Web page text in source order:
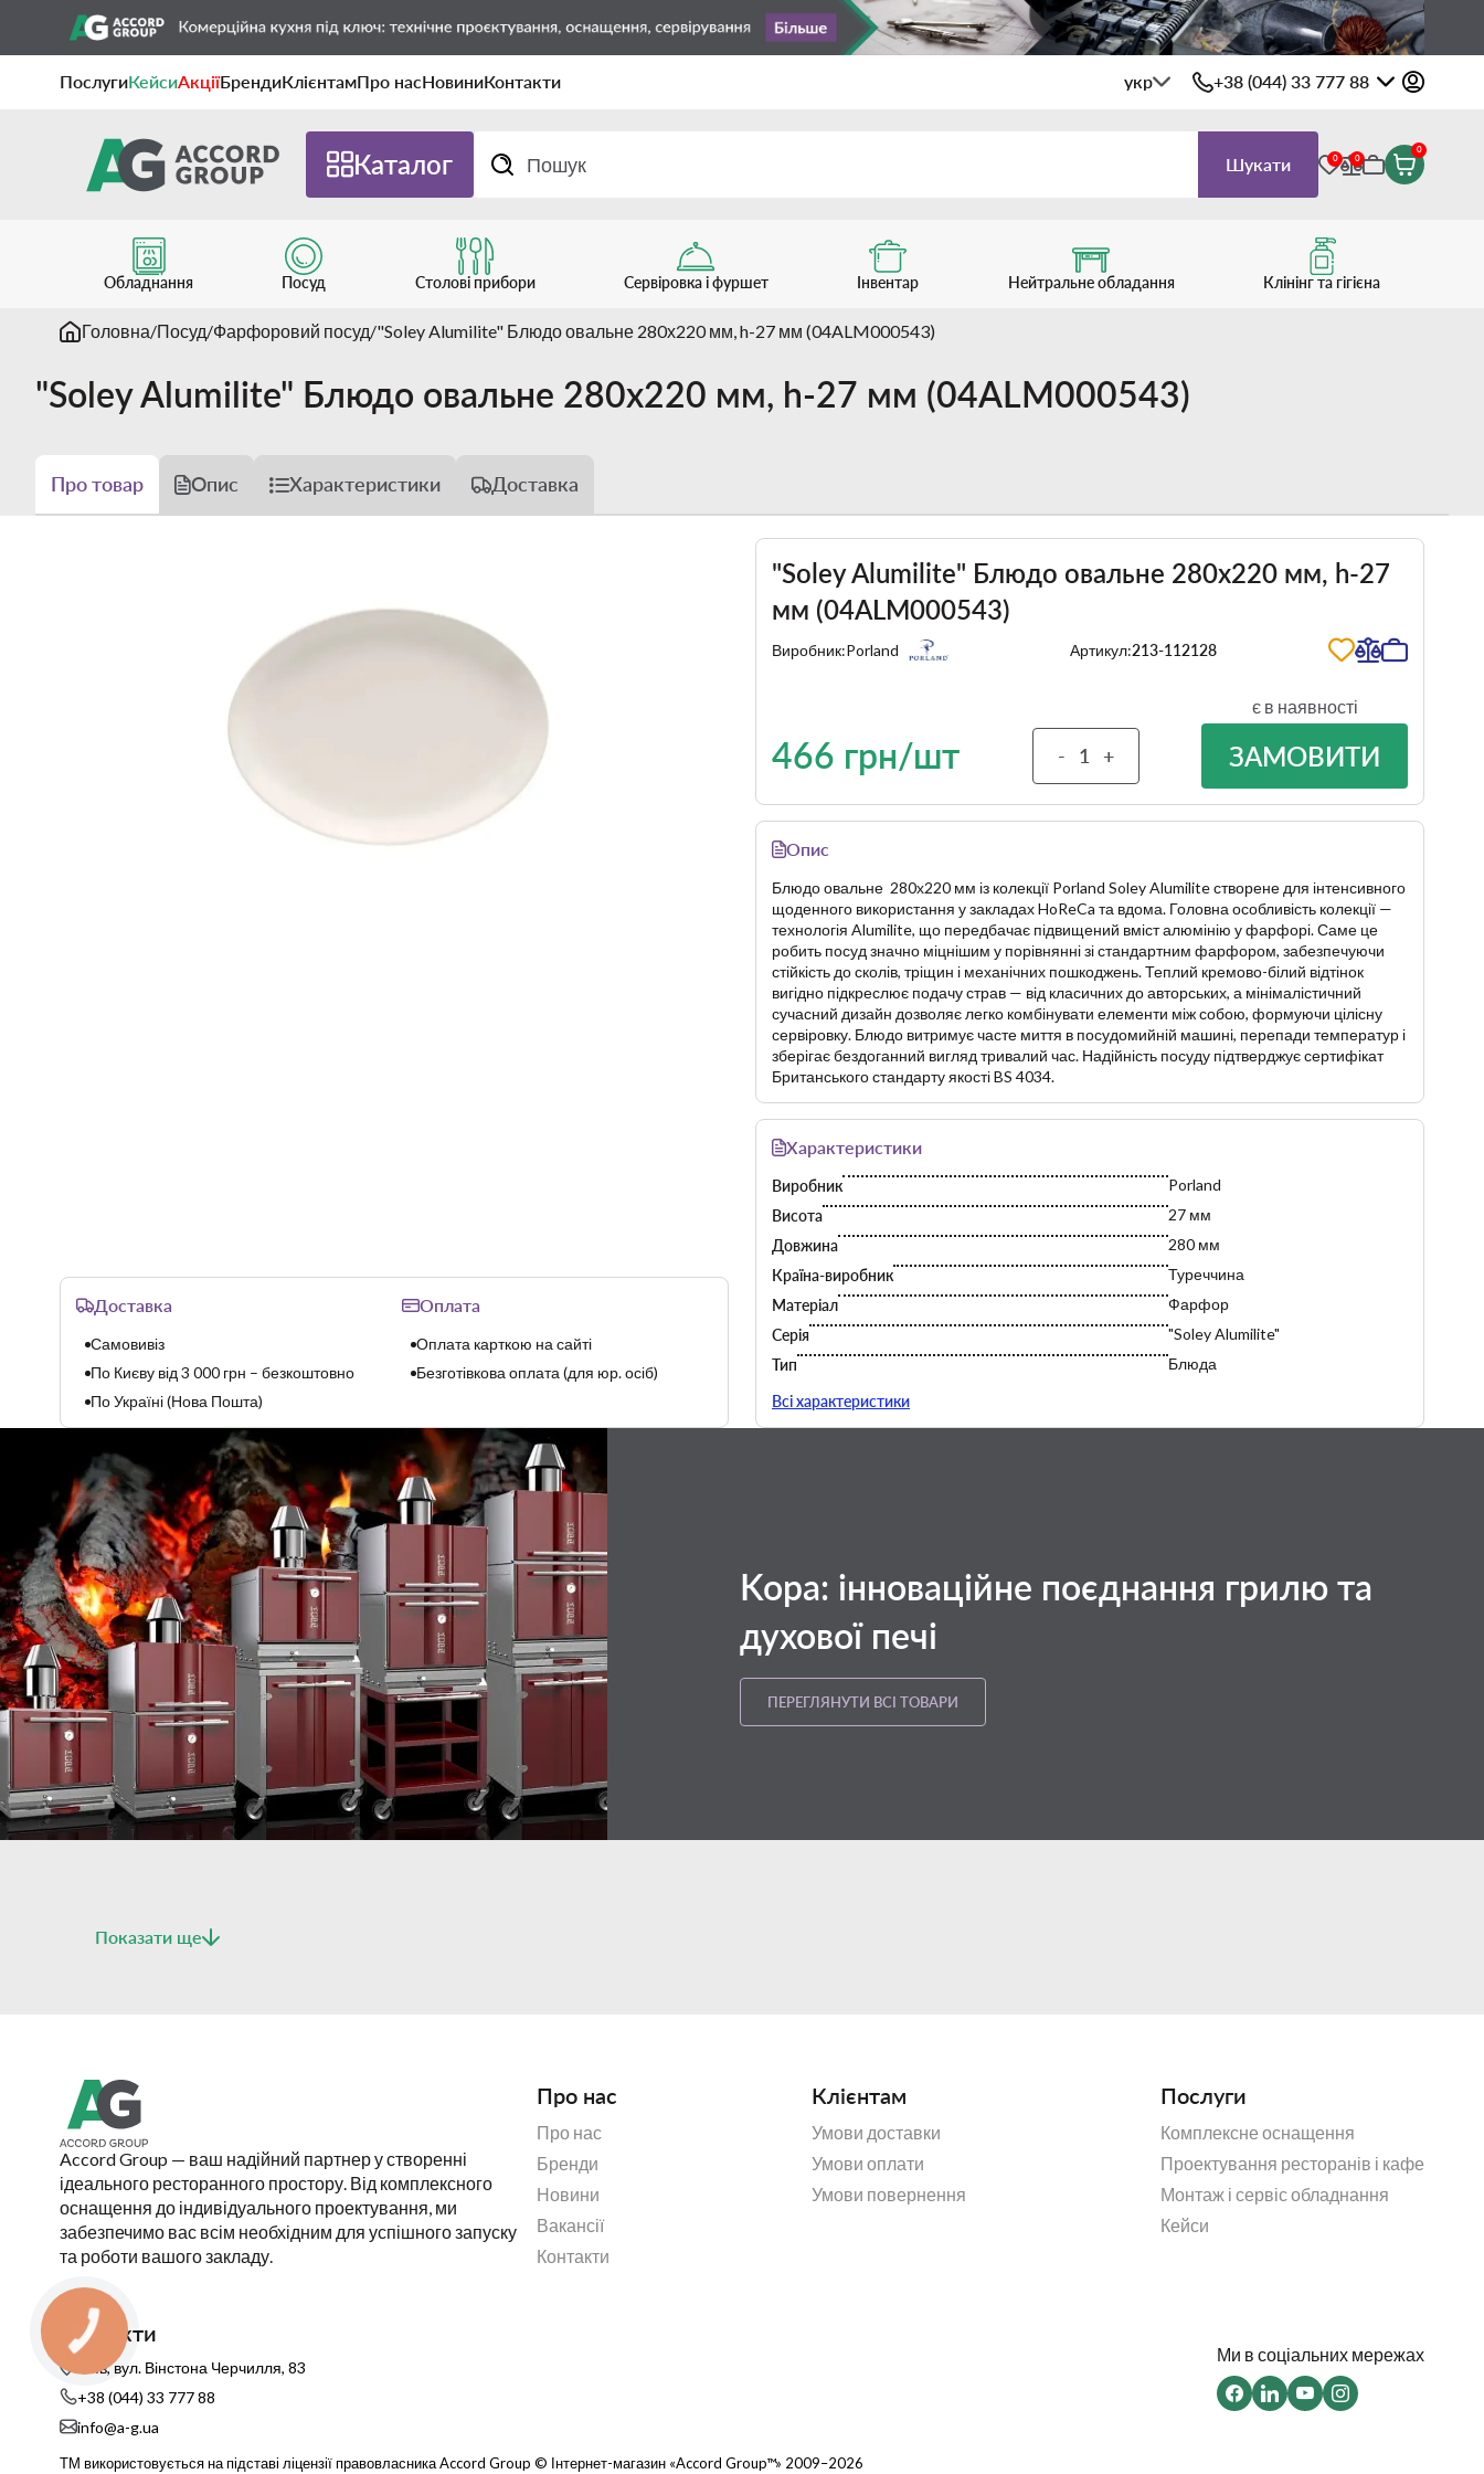
ПослугиКейсиАкціїБрендиКлієнтамПро насНовиниКонтакти укр +38 (044) 33 777 88
Каталог Шукати 0 0
0
Обладнання Посуд Столові прибори Сервіровка і фуршет Інвентар Нейтральне обладання Клінінг та гігієна
Головна Посуд Фарфоровий посуд "Soley Alumilite" Блюдо овальне 280х220 мм, h-27 мм (04ALM000543)
"Soley Alumilite" Блюдо овальне 280х220 мм, h-27 мм (04ALM000543)
Про товар Опис Характеристики Доставка
Доставка
Самовивіз
По Києву від 3 000 грн – безкоштовно
По Україні (Нова Пошта)
Оплата
Оплата карткою на сайті
Безготівкова оплата (для юр. осіб)
"Soley Alumilite" Блюдо овальне 280х220 мм, h-27
мм (04ALM000543)
Виробник:Porland Артикул:213-112128
466 грн/шт - +
є в наявності
ЗАМОВИТИ
Опис
Блюдо овальне 280х220 мм із колекції Porland Soley Alumiliteстворене для інтенсивного
щоденного використання у закладах HoReCa та вдома. Головна особливість колекції —
технологія Alumilite, що передбачає підвищений вміст алюмінію у фарфорі. Саме це
робить посуд значно міцнішим у порівнянні зі стандартним фарфором, забезпечуючи
стійкість до сколів, тріщин і механічних пошкоджень. Теплий кремово-білий відтінок
вигідно підкреслює подачу страв — від класичних до авторських, а мінімалістичний
сучасний дизайн дозволяє легко комбінувати елементи між собою, формуючи цілісну
сервіровку. Блюдо витримує часте миття в посудомийній машині, перепади температур і
зберігає бездоганний вигляд тривалий час. Надійність посуду підтверджує сертифікат
Британського стандарту якості BS 4034.
Характеристики
Виробник
Porland
Висота
27 мм
Довжина
280 мм
Країна-виробник
Туреччина
Матеріал
Фарфор
Серія
"Soley Alumilite"
Тип
Блюда
Форма
Ширина
220 мм
Всі характеристики
Kopa: інноваційне поєднання грилю та
духової печі
ПЕРЕГЛЯНУТИ ВСІ ТОВАРИ
Показати ще
Accord Group — ваш надійний партнер у створенні
ідеального ресторанного простору. Від комплексного
оснащення до індивідуального проектування, ми
забезпечимо вас всім необхідним для успішного запуску
та роботи вашого закладу.
Про нас
Про нас
Бренди
Новини
Вакансії
Контакти
Клієнтам
Умови доставки
Умови оплати
Умови повернення
Послуги
Комплексне оснащення
Проектування ресторанів і кафе
Монтаж і сервіс обладнання
Кейси
Контакти
Київ, вул. Вінстона Черчилля, 83
+38 (044) 33 777 88
info@a-g.ua
Ми в соціальних мережах
ТМ використовується на підставі ліцензії правовласника Accord Group © Інтернет-магазин «Accord Group™» 2009–2026